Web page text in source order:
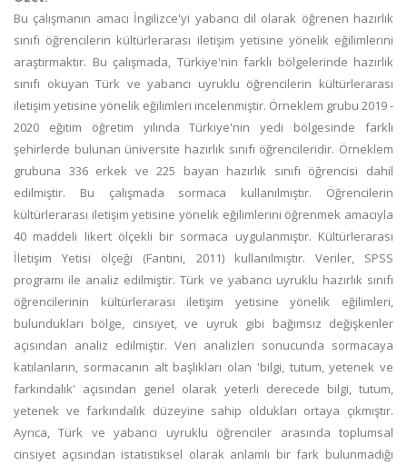
Bu çalışmanın amacı İngilizce'yi yabancı dil olarak öğrenen hazırlık
sınıfı öğrencilerin kültürlerarası iletişim yetisine yönelik eğilimlerini
araştırmaktır. Bu çalışmada, Türkiye'nin farklı bölgelerinde hazırlık
sınıfı okuyan Türk ve yabancı uyruklu öğrencilerin kültürlerarası
iletişim yetisine yönelik eğilimleri incelenmiştir. Örneklem grubu 2019 -
2020 eğitim öğretim yılında Türkiye'nin yedi bölgesinde farklı
şehirlerde bulunan üniversite hazırlık sınıfı öğrencileridir. Örneklem
grubuna 336 erkek ve 225 bayan hazırlık sınıfı öğrencisi dahil
edilmiştir. Bu çalışmada sormaca kullanılmıştır. Öğrencilerin
kültürlerarası iletişim yetisine yönelik eğilimlerini öğrenmek amacıyla
40 maddeli likert ölçekli bir sormaca uygulanmıştır. Kültürlerarası
İletişim Yetisi ölçeği (Fantini, 2011) kullanılmıştır. Veriler, SPSS
programı ile analiz edilmiştir. Türk ve yabancı uyruklu hazırlık sınıfı
öğrencilerinin kültürlerarası iletişim yetisine yönelik eğilimleri,
bulundukları bölge, cinsiyet, ve uyruk gibi bağımsız değişkenler
açısından analiz edilmiştir. Veri analizleri sonucunda sormacaya
katılanların, sormacanın alt başlıkları olan 'bilgi, tutum, yetenek ve
farkındalık' açısından genel olarak yeterli derecede bilgi, tutum,
yetenek ve farkındalık düzeyine sahip oldukları ortaya çıkmıştır.
Ayrıca, Türk ve yabancı uyruklu öğrenciler arasında toplumsal
cinsiyet açısından istatistiksel olarak anlamlı bir fark bulunmadığı